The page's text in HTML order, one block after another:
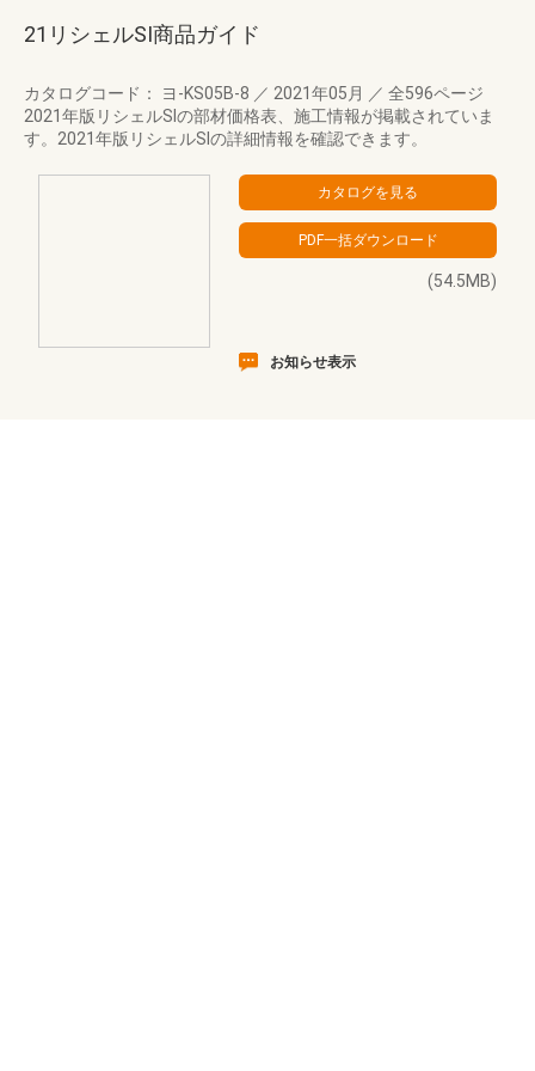
21リシェルSI商品ガイド
カタログコード： ヨ-KS05B-8 ／ 2021年05月 ／ 全596ページ
2021年版リシェルSIの部材価格表、施工情報が掲載されていま
す。2021年版リシェルSIの詳細情報を確認できます。
(54.5MB)
お知らせ表示